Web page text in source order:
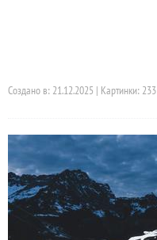
Создано в: 21.12.2025 | Картинки: 233